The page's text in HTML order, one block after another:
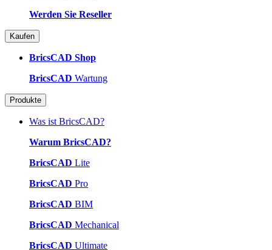
Werden Sie Reseller
Kaufen
BricsCAD Shop
BricsCAD Wartung
Produkte
Was ist BricsCAD?
Warum BricsCAD?
BricsCAD Lite
BricsCAD Pro
BricsCAD BIM
BricsCAD Mechanical
BricsCAD Ultimate